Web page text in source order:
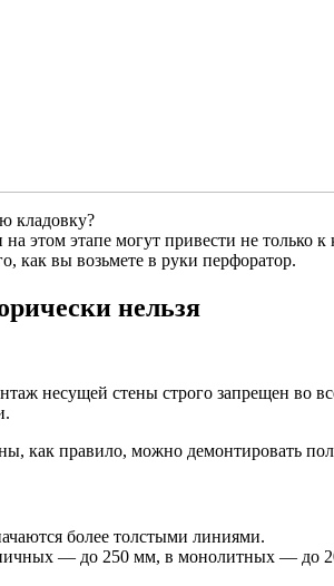
кладовку?
этапе могут привести не только
как вы возьмете в руки перфоратор.
нельзя
несущей стены строго запрещен во
как правило, можно демонтировать
более толстыми линиями.
— до 250 мм, в монолитных — до